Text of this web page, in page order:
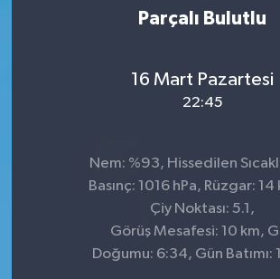
Parçalı Bulutlu
16 Mart Pazartesi
22:45
Nem: %93, Hissedilen
Basınç: 1016 hPa, Rüzgar:
Çiy Noktası: 5.1,
Görüş Mesafesi: 10 km,
Doğumu: 6:34, Gün Batımı: